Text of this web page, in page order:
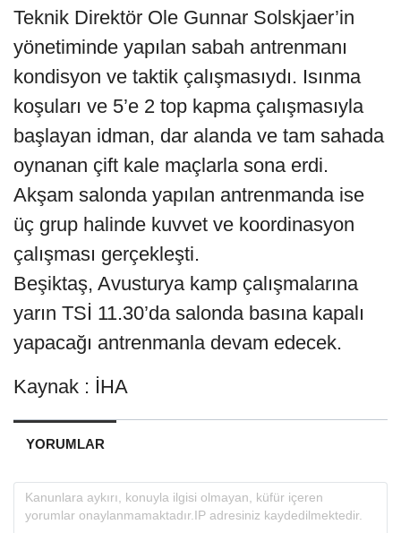
Teknik Direktör Ole Gunnar Solskjaer’in
yönetiminde yapılan sabah antrenmanı
kondisyon ve taktik çalışmasıydı. Isınma
koşuları ve 5’e 2 top kapma çalışmasıyla
başlayan idman, dar alanda ve tam sahada
oynanan çift kale maçlarla sona erdi.
Akşam salonda yapılan antrenmanda ise
üç grup halinde kuvvet ve koordinasyon
çalışması gerçekleşti.
Beşiktaş, Avusturya kamp çalışmalarına
yarın TSİ 11.30’da salonda basına kapalı
yapacağı antrenmanla devam edecek.
Kaynak : İHA
YORUMLAR